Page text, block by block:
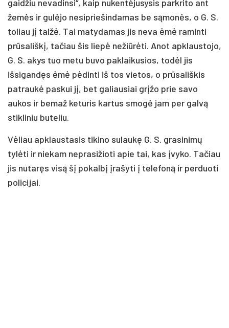
gaidžiu nevadinsi“, kaip nukentėjusysis parkrito ant
žemės ir gulėjo nesipriešindamas be sąmonės, o G. S.
toliau jį talžė. Tai matydamas jis neva ėmė raminti
prūsališkį, tačiau šis liepė nežiūrėti. Anot apklaustojo,
G. S. akys tuo metu buvo paklaikusios, todėl jis
išsigandęs ėmė pėdinti iš tos vietos, o prūsališkis
patraukė paskui jį, bet galiausiai grįžo prie savo
aukos ir bemaž keturis kartus smogė jam per galvą
stikliniu buteliu.
Vėliau apklaustasis tikino sulaukę G. S. grasinimų
tylėti ir niekam neprasižioti apie tai, kas įvyko. Tačiau
jis nutaręs visą šį pokalbį įrašyti į telefoną ir perduoti
policijai.